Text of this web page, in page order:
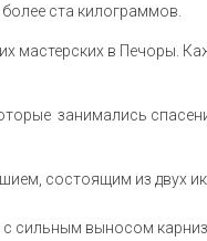
ста килограммов.
мастерских в Печоры.
занимались
состоящим из двух
сильным выносом